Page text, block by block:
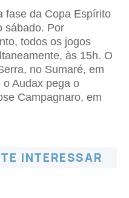
fase da Copa Espírito
sábado. Por
todos os jogos
às 15h. O
no Sumaré, em
Audax pega o
Campagnaro, em
INTERESSAR